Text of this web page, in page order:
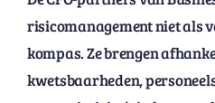
risicomanagement niet als
kompas. Ze brengen
kwetsbaarheden,